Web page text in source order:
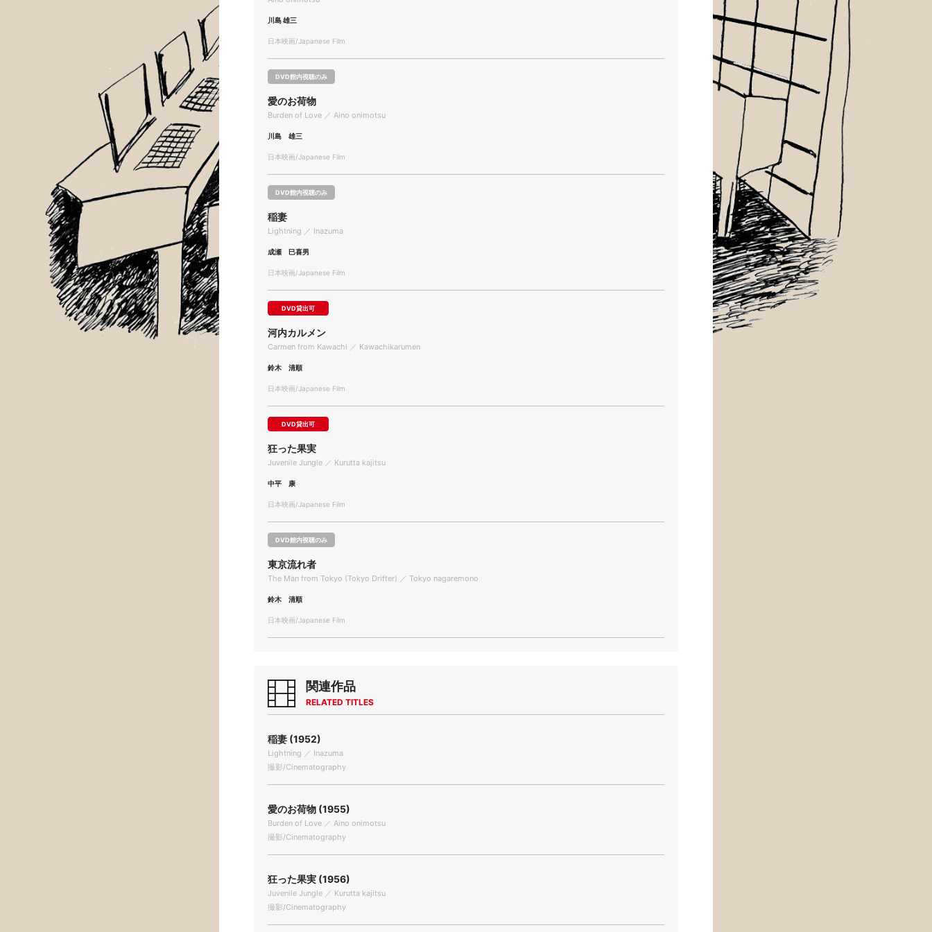
川島 雄三
日本映画/Japanese Film
DVD館内視聴のみ
愛のお荷物
Burden of Love ／ Aino onimotsu
川島 雄三
日本映画/Japanese Film
DVD館内視聴のみ
稲妻
Lightning ／ Inazuma
成瀬 巳喜男
日本映画/Japanese Film
DVD貸出可
河内カルメン
Carmen from Kawachi ／ Kawachikarumen
鈴木 清順
日本映画/Japanese Film
DVD貸出可
狂った果実
Juvenile Jungle ／ Kurutta kajitsu
中平 康
日本映画/Japanese Film
DVD館内視聴のみ
東京流れ者
The Man from Tokyo (Tokyo Drifter) ／ Tokyo nagaremono
鈴木 清順
日本映画/Japanese Film
関連作品
RELATED TITLES
稲妻 (1952)
Lightning ／ Inazuma
撮影/Cinematography
愛のお荷物 (1955)
Burden of Love ／ Aino onimotsu
撮影/Cinematography
狂った果実 (1956)
Juvenile Jungle ／ Kurutta kajitsu
撮影/Cinematography